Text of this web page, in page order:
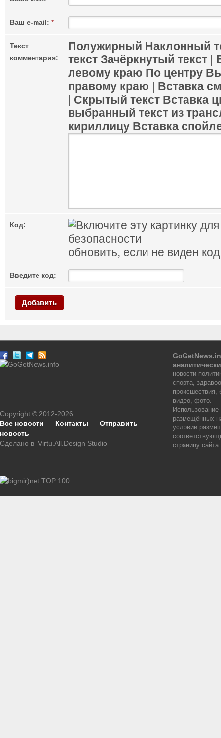
Ваш e-mail: *
Текст
комментария:
Полужирный Наклонный
текст Зачёркнутый текст |
левому краю По центру
правому краю | Вставка
| Скрытый текст Вставка
выбранный текст из
кириллицу Вставка
Код:
обновить, если не виден код
Введите код:
Добавить
Copyright © 2012-2026
Все новости
Контакты
Отправить
новость
Сделано в Virtu.All.Design Studio
новости
спорта,
происшествия,
видео, фото.
размещённых
условии
страницу сайта.